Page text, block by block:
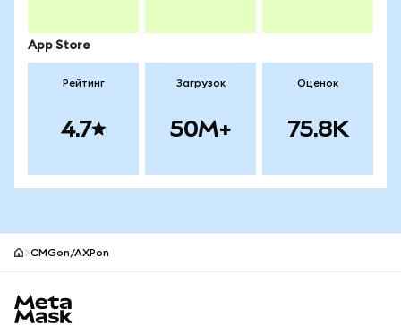
App Store
Рейтинг
4.7
Загрузок
50M+
Оценок
75.8K
CMGon/AXPon